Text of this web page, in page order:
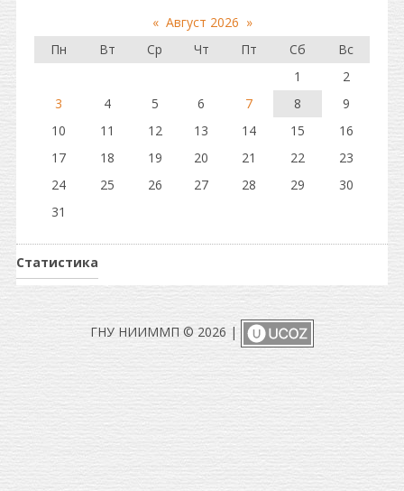
« Август 2026 »
Пн
Вт Ср Чт Пт Сб
Вс
1
2
3
4 5 6 7 8
9
10
11 12 13 14 15
16
17
18 19 20 21 22
23
24
25 26 27 28 29
30
31
Статистика
ГНУ НИИММП © 2026 |